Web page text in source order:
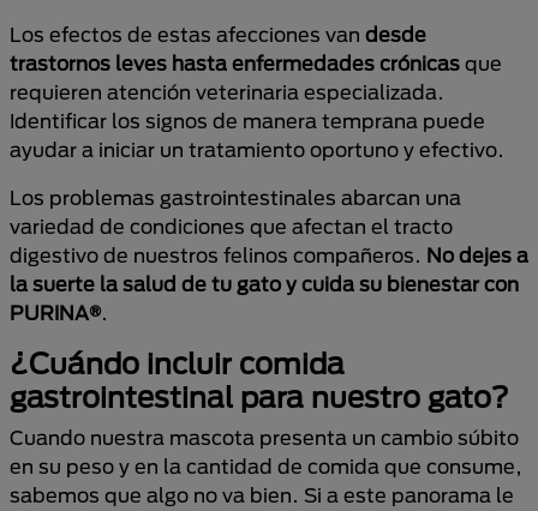
Los efectos de estas afecciones van desde
trastornos leves hasta enfermedades crónicas que
requieren atención veterinaria especializada.
Identificar los signos de manera temprana puede
ayudar a iniciar un tratamiento oportuno y efectivo.
Los problemas gastrointestinales abarcan una
variedad de condiciones que afectan el tracto
digestivo de nuestros felinos compañeros. No dejes a
la suerte la salud de tu gato y cuida su bienestar con
PURINA®.
¿Cuándo incluir comida
gastrointestinal para nuestro gato?
Cuando nuestra mascota presenta un cambio súbito
en su peso y en la cantidad de comida que consume,
sabemos que algo no va bien. Si a este panorama le